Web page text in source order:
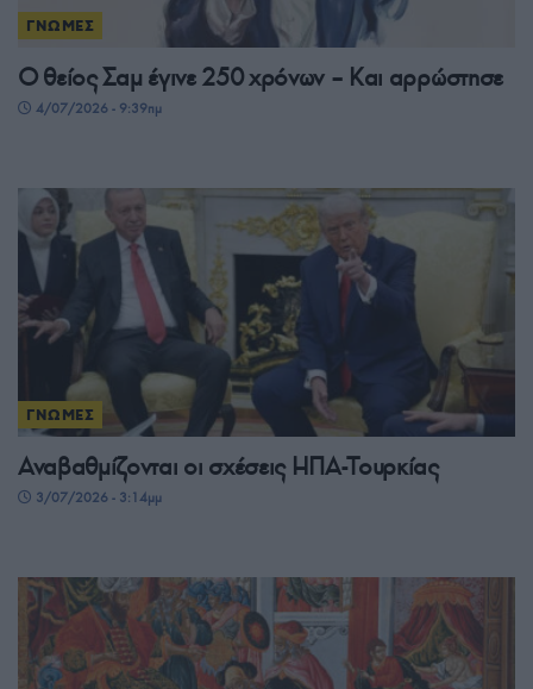
ΓΝΩΜΕΣ
Ο θείος Σαμ έγινε 250 χρόνων – Και αρρώστησε
4/07/2026 - 9:39πμ
ΓΝΩΜΕΣ
Αναβαθμίζονται οι σχέσεις ΗΠΑ-Τουρκίας
3/07/2026 - 3:14μμ